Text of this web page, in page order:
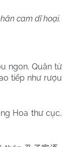
cam dĩ hoại.
ngon. Quân tử
tiếp như rượu
Hoa thư cục,